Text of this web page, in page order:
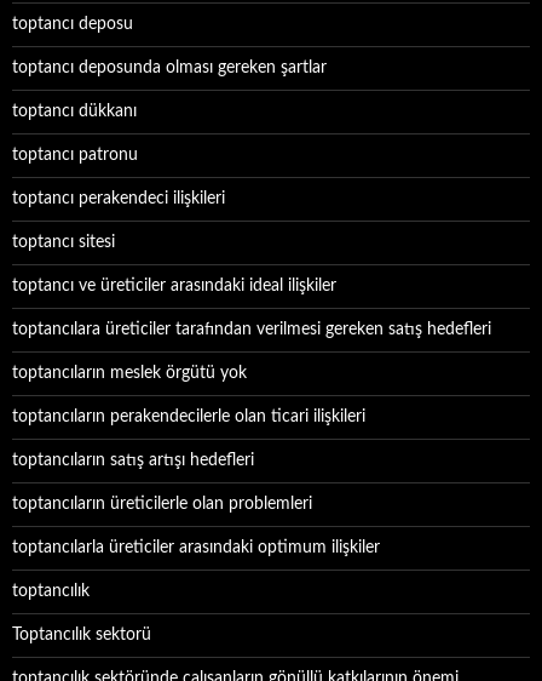
toptancı deposu
toptancı deposunda olması gereken şartlar
toptancı dükkanı
toptancı patronu
toptancı perakendeci ilişkileri
toptancı sitesi
toptancı ve üreticiler arasındaki ideal ilişkiler
toptancılara üreticiler tarafından verilmesi gereken satış hedefleri
toptancıların meslek örgütü yok
toptancıların perakendecilerle olan ticari ilişkileri
toptancıların satış artışı hedefleri
toptancıların üreticilerle olan problemleri
toptancılarla üreticiler arasındaki optimum ilişkiler
toptancılık
Toptancılık sektorü